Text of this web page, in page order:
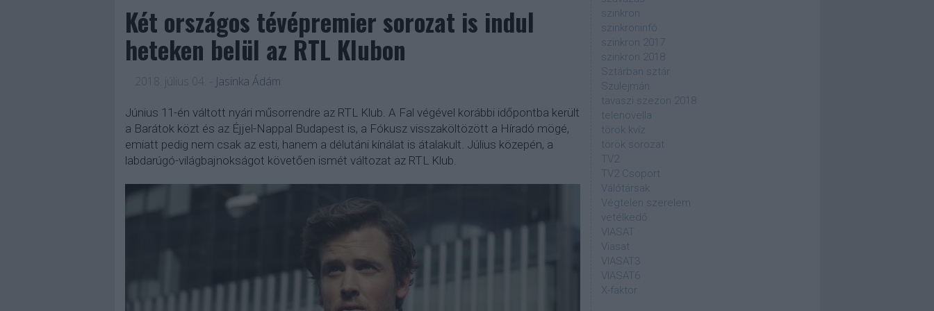
Két országos tévépremier sorozat is indul
heteken belül az RTL Klubon
2018. július 04. Jasinka Ádám
Június 11-én váltott nyári műsorrendre az RTL Klub. A Fal végével korábbi időpontba került
a Barátok közt és az Éjjel-Nappal Budapest is, a Fókusz visszaköltözött a Híradó mögé,
emiatt pedig nem csak az esti, hanem a délutáni kínálat is átalakult. Július közepén, a
labdarúgó-világbajnokságot követően ismét változat az RTL Klub.
szinkron
szinkroninfó
szinkron 2017
szinkron 2018
Sztárban sztár
Szulejmán
tavaszi szezon 2018
telenovella
török kvíz
török sorozat
TV2
TV2 Csoport
Válótársak
Végtelen szerelem
vetélkedő
VIASAT
Viasat
VIASAT3
VIASAT6
X-faktor